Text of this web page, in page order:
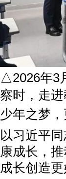
△2026年3
察时，走进
少年之梦，
以习近平
康成长，
成长创造更